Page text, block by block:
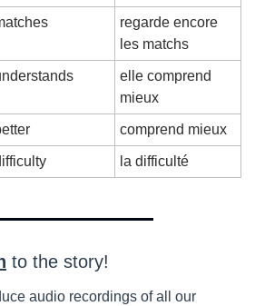
regarde encore
les matchs
elle comprend
mieux
comprend mieux
la difficulté
to the story!
audio recordings of all our